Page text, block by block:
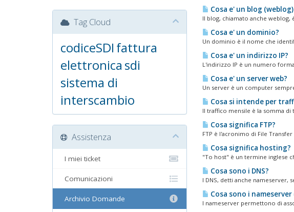
Cosa e' un blog
Il blog, chiamato anche
Cosa e' un dominio?
Un dominio è il nome che
Cosa e' un indirizzo IP?
L'indirizzo IP è un numero
Cosa e' un server web?
Un server è un computer
Cosa si intende per
Il traffico mensile è la somma
Cosa significa FTP?
FTP è l'acronimo di File
Cosa significa hosting?
"To host" è un termine inglese
Cosa sono i DNS?
I DNS, detti anche
Cosa sono i nameserver
I nameserver permettono di
Tag Cloud
codiceSDI fattura
elettronica sdi
sistema di
interscambio
Assistenza
I miei ticket
Comunicazioni
Archivio Domande